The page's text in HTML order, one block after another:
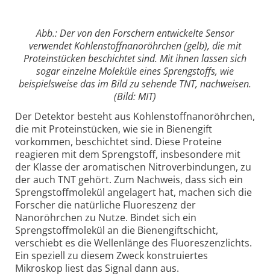
Abb.: Der von den Forschern entwickelte Sensor
verwendet Kohlenstoffnanoröhrchen (gelb), die mit
Proteinstücken beschichtet sind. Mit ihnen lassen sich
sogar einzelne Moleküle eines Sprengstoffs, wie
beispielsweise das im Bild zu sehende TNT, nachweisen.
(Bild: MIT)
Der Detektor besteht aus Kohlenstoffnanoröhrchen,
die mit Proteinstücken, wie sie in Bienengift
vorkommen, beschichtet sind. Diese Proteine
reagieren mit dem Sprengstoff, insbesondere mit
der Klasse der aromatischen Nitroverbindungen, zu
der auch TNT gehört. Zum Nachweis, dass sich ein
Sprengstoffmolekül angelagert hat, machen sich die
Forscher die natürliche Fluoreszenz der
Nanoröhrchen zu Nutze. Bindet sich ein
Sprengstoffmolekül an die Bienengiftschicht,
verschiebt es die Wellenlänge des Fluoreszenzlichts.
Ein speziell zu diesem Zweck konstruiertes
Mikroskop liest das Signal dann aus.